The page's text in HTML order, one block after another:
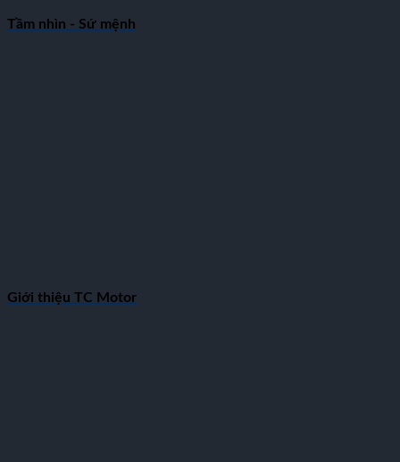
Tầm nhìn - Sứ mệnh
Giới thiệu TC Motor